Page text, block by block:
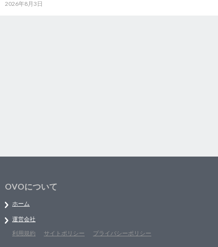
2026年8月3日
OVOについて
ホーム
運営会社
利用規約
サイトポリシー プライバシーポリシー